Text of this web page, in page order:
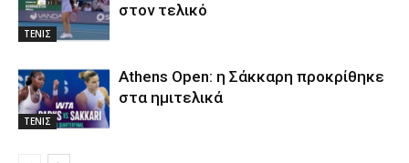
ΤΕΝΙΣ
στον τελικό
ΤΕΝΙΣ
Athens Open: η Σάκκαρη προκρίθηκε
στα ημιτελικά